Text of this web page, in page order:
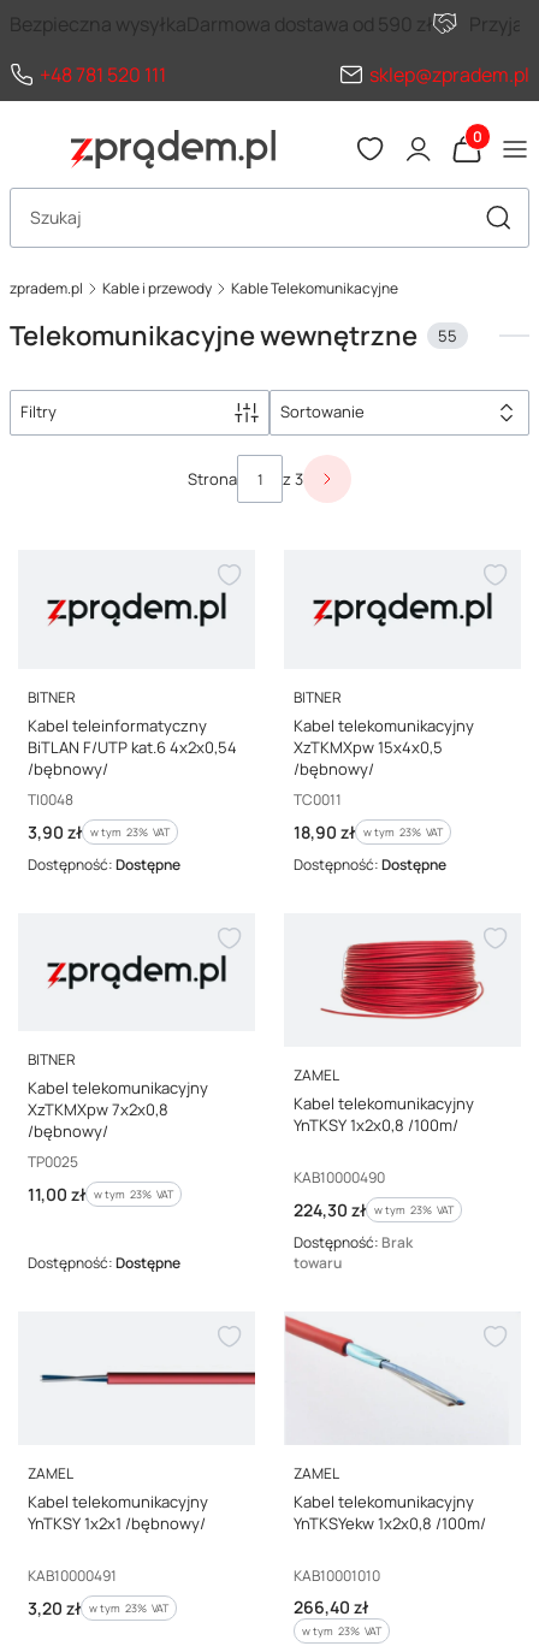
Bezpieczna wysyłkaDarmowa dostawa od 590 zł
+48 781 520 111
sklep@zpradem.pl
Produkty
Otwórz wyszukiwarkę
zpradem.pl Kable i przewody Kable Telekomunikacyjne
Telekomunikacyjne wewnętrzne 55
Filtry Sortowanie
Lista produktówStrona z 3 Następne produkty
PRODUCENT
BITNER
Kabel teleinformatyczny
BiTLAN F/UTP kat.6 4x2x0,54
/bębnowy/
Kod producenta
TI0048
Cena brutto
3,90 zł w tym %s VAT
w tym 23% VAT
Dostępność:Dostępne
PRODUCENT
BITNER
Kabel telekomunikacyjny
XzTKMXpw 15x4x0,5
/bębnowy/
Kod producenta
TC0011
Cena brutto
18,90 zł w tym %s VAT
w tym 23% VAT
Dostępność:Dostępne
PRODUCENT
BITNER
Kabel telekomunikacyjny
XzTKMXpw 7x2x0,8
/bębnowy/
Kod producenta
TP0025
Cena brutto
11,00 zł w tym %s VAT
w tym 23% VAT
Dostępność:Dostępne
PRODUCENT
ZAMEL
Kabel telekomunikacyjny
YnTKSY 1x2x0,8 /100m/
Kod producenta
KAB10000490
Cena brutto
224,30 zł w tym %s VAT
w tym 23% VAT
Dostępność: Brak
towaru
PRODUCENT
ZAMEL
Kabel telekomunikacyjny
YnTKSY 1x2x1 /bębnowy/
Kod producenta
KAB10000491
Cena brutto
3,20 zł w tym %s VAT
w tym 23% VAT
PRODUCENT
ZAMEL
Kabel telekomunikacyjny
YnTKSYekw 1x2x0,8 /100m/
Kod producenta
KAB10001010
Cena brutto
266,40 zł
w tym %s VAT
w tym 23% VAT